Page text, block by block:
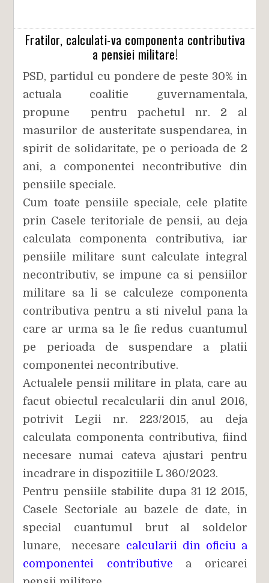
Fratilor, calculati-va componenta contributiva
a pensiei militare!
PSD, partidul cu pondere de peste 30% in
actuala coalitie guvernamentala,
propune pentru pachetul nr. 2 al
masurilor de austeritate suspendarea, in
spirit de solidaritate, pe o perioada de 2
ani, a componentei necontributive din
pensiile speciale.
Cum toate pensiile speciale, cele platite
prin Casele teritoriale de pensii, au deja
calculata componenta contributiva, iar
pensiile militare sunt calculate integral
necontributiv, se impune ca si pensiilor
militare sa li se calculeze componenta
contributiva pentru a sti nivelul pana la
care ar urma sa le fie redus cuantumul
pe perioada de suspendare a platii
componentei necontributive.
Actualele pensii militare in plata, care au
facut obiectul recalcularii din anul 2016,
potrivit Legii nr. 223/2015, au deja
calculata componenta contributiva, fiind
necesare numai cateva ajustari pentru
incadrare in dispozitiile L 360/2023.
Pentru pensiile stabilite dupa 31 12 2015,
Casele Sectoriale au bazele de date, in
special cuantumul brut al soldelor
lunare, necesare calcularii din oficiu a
componentei contributive a oricarei